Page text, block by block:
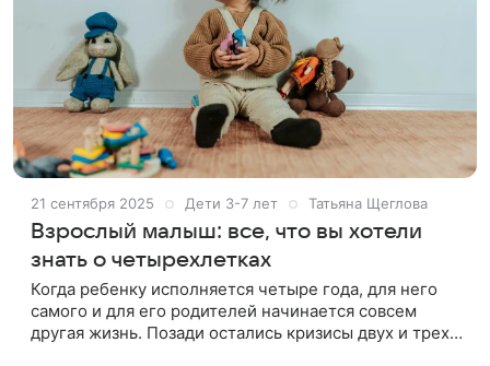
21 сентября 2025 Дети 3-7 лет Татьяна Щеглова
Взрослый малыш: все, что вы хотели
знать о четырехлетках
Когда ребенку исполняется четыре года, для него
самого и для его родителей начинается совсем
другая жизнь. Позади остались кризисы двух и трех